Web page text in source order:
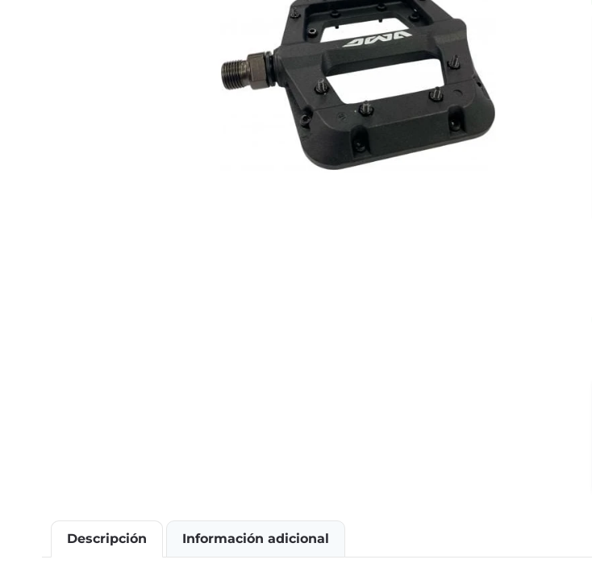
Descripción Información adicional